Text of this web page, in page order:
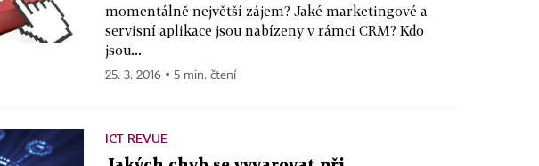
momentálně největší zájem? Jaké marketingové a
servisní aplikace jsou nabízeny v rámci CRM? Kdo
jsou...
25. 3. 2016 ▪ 5 min. čtení
ICT REVUE